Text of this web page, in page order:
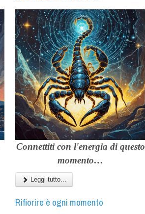
Connettiti con l'energia di questo
momento…
Leggi tutto...
Rifiorire è ogni momento